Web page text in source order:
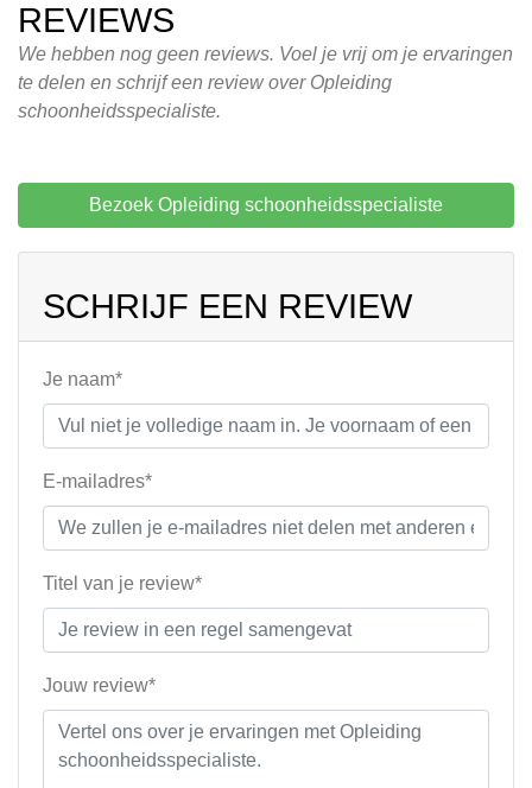
REVIEWS
We hebben nog geen reviews. Voel je vrij om je ervaringen
te delen en schrijf een review over Opleiding
schoonheidsspecialiste.
Bezoek Opleiding schoonheidsspecialiste
SCHRIJF EEN REVIEW
Je naam*
E-mailadres*
Titel van je review*
Jouw review*